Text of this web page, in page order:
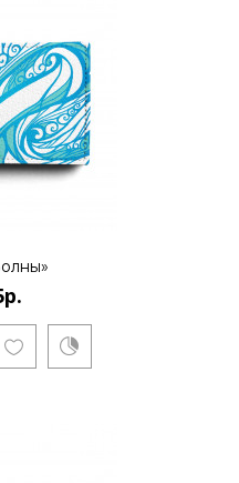
- молодой российский
тканей и аксессуаров.
- созд..